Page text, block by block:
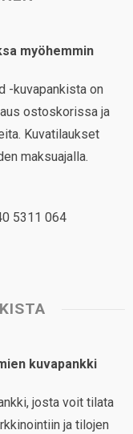
myöhemmin
-kuvapankista on
ostoskorissa ja
Kuvatilaukset
maksuajalla.
5311 064
kuvapankki
josta voit tilata
ja tilojen